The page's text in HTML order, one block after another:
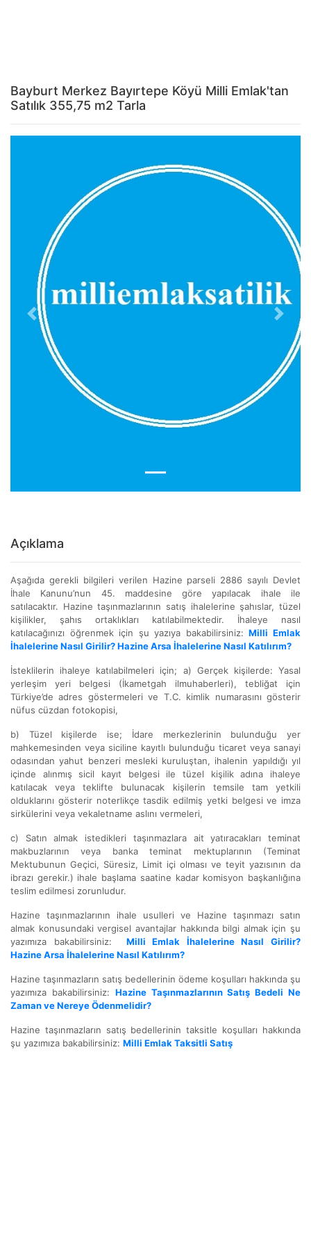
Bayburt Merkez Bayırtepe Köyü Milli Emlak'tan
Satılık 355,75 m2 Tarla
Previous Next
Açıklama
Aşağıda gerekli bilgileri verilen Hazine parseli 2886 sayılı Devlet
İhale Kanunu’nun 45. maddesine göre yapılacak ihale ile
satılacaktır. Hazine taşınmazlarının satış ihalelerine şahıslar, tüzel
kişilikler, şahıs ortaklıkları katılabilmektedir. İhaleye nasıl
katılacağınızı öğrenmek için şu yazıya bakabilirsiniz:Milli Emlak
İhalelerine Nasıl Girilir? Hazine Arsa İhalelerine Nasıl Katılırım?
İsteklilerin ihaleye katılabilmeleri için; a) Gerçek kişilerde: Yasal
yerleşim yeri belgesi (İkametgah ilmuhaberleri), tebliğat için
Türkiye’de adres göstermeleri ve T.C. kimlik numarasını gösterir
nüfus cüzdan fotokopisi,
b) Tüzel kişilerde ise; İdare merkezlerinin bulunduğu yer
mahkemesinden veya siciline kayıtlı bulunduğu ticaret veya sanayi
odasından yahut benzeri mesleki kuruluştan, ihalenin yapıldığı yıl
içinde alınmış sicil kayıt belgesi ile tüzel kişilik adına ihaleye
katılacak veya teklifte bulunacak kişilerin temsile tam yetkili
olduklarını gösterir noterlikçe tasdik edilmiş yetki belgesi ve imza
sirkülerini veya vekaletname aslını vermeleri,
c) Satın almak istedikleri taşınmazlara ait yatıracakları teminat
makbuzlarının veya banka teminat mektuplarının (Teminat
Mektubunun Geçici, Süresiz, Limit içi olması ve teyit yazısının da
ibrazı gerekir.) ihale başlama saatine kadar komisyon başkanlığına
teslim edilmesi zorunludur.
Hazine taşınmazlarının ihale usulleri ve Hazine taşınmazı satın
almak konusundaki vergisel avantajlar hakkında bilgi almak için şu
yazımıza bakabilirsiniz: Milli Emlak İhalelerine Nasıl Girilir?
Hazine Arsa İhalelerine Nasıl Katılırım?
Hazine taşınmazların satış bedellerinin ödeme koşulları hakkında şu
yazımıza bakabilirsiniz: Hazine Taşınmazlarının Satış Bedeli Ne
Zaman ve Nereye Ödenmelidir?
Hazine taşınmazların satış bedellerinin taksitle koşulları hakkında
şu yazımıza bakabilirsiniz: Milli Emlak Taksitli Satış